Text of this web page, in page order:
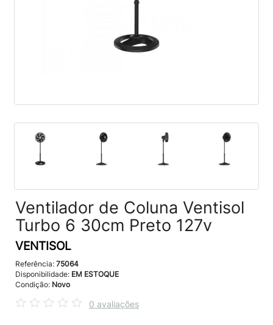
Ventilador de Coluna Ventisol
Turbo 6 30cm Preto 127v
VENTISOL
Referência: 75064
Disponibilidade: EM ESTOQUE
Condição: Novo
0 avaliações